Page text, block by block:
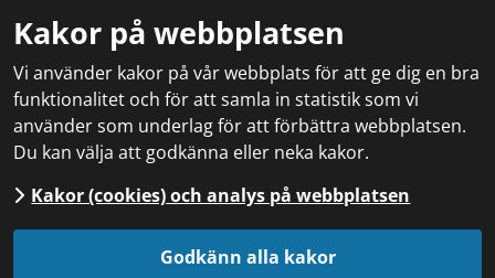
Kakor på webbplatsen
Vi använder kakor på vår webbplats för att ge dig en bra
funktionalitet och för att samla in statistik som vi
använder som underlag för att förbättra webbplatsen.
Du kan välja att godkänna eller neka kakor.
Kakor (cookies) och analys på webbplatsen
Godkänn alla kakor